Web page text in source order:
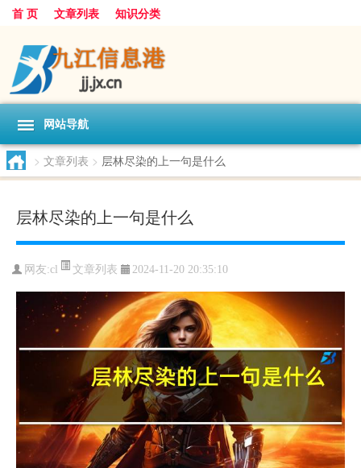
首 页 文章列表 知识分类
网站导航
> 文章列表 > 层林尽染的上一句是什么
层林尽染的上一句是什么
网友:cl 文章列表 2024-11-20 20:35:10